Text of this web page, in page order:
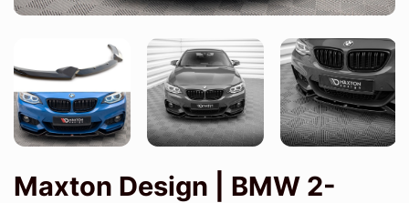
Maxton Design | BMW 2-